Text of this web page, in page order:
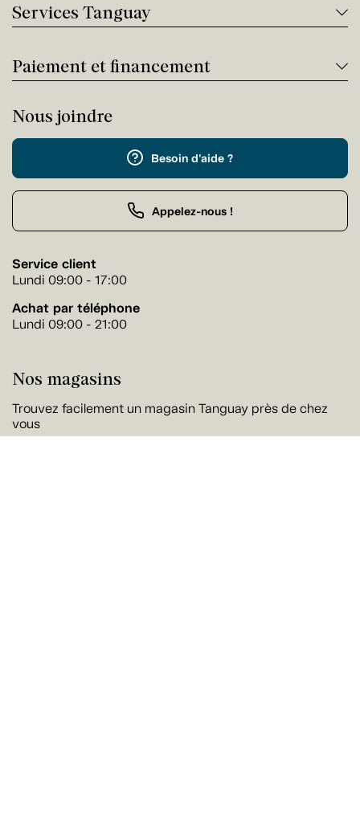
Services Tanguay
Paiement et financement
Nous joindre
Besoin d'aide ?
Appelez-nous !
Service client
Lundi 09:00 - 17:00
Achat par téléphone
Lundi 09:00 - 21:00
Nos magasins
Trouvez facilement un magasin Tanguay près de chez
vous